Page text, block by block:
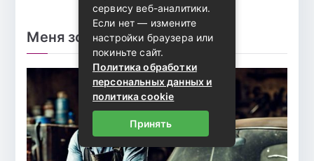
Меня зовут Владомир!
сервису веб-аналитики.
Если нет — измените
настройки браузера или
покиньте сайт.
Политика обработки
персональных данных и
политика cookie
Принять